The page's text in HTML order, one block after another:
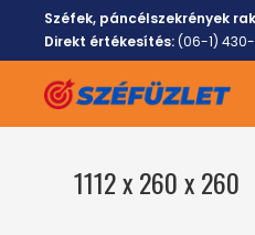
Széfek, páncélszekrények
Direkt értékesítés:(06-1) 430-
1112 x 260 x 260